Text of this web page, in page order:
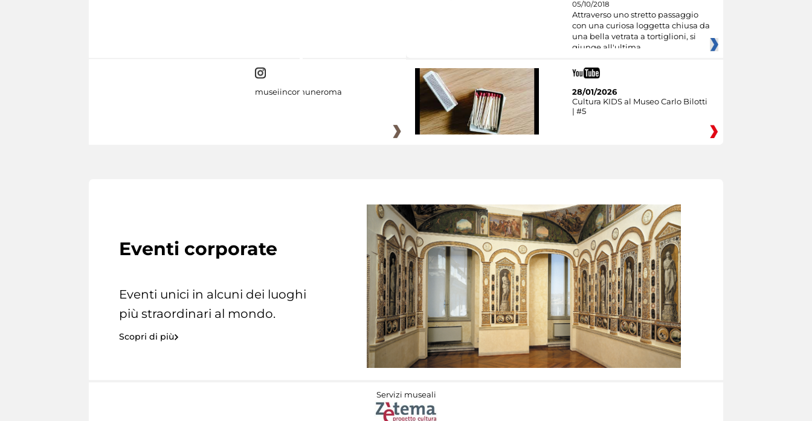
05/10/2018
Attraverso uno stretto passaggio
con una curiosa loggetta chiusa da
una bella vetrata a tortiglioni, si
giunge all'ultima
museiincomuneroma
28/01/2026
Cultura KIDS al Museo Carlo Bilotti
| #5
Eventi corporate
Eventi unici in alcuni dei luoghi
più straordinari al mondo.
Scopri di più
Servizi museali